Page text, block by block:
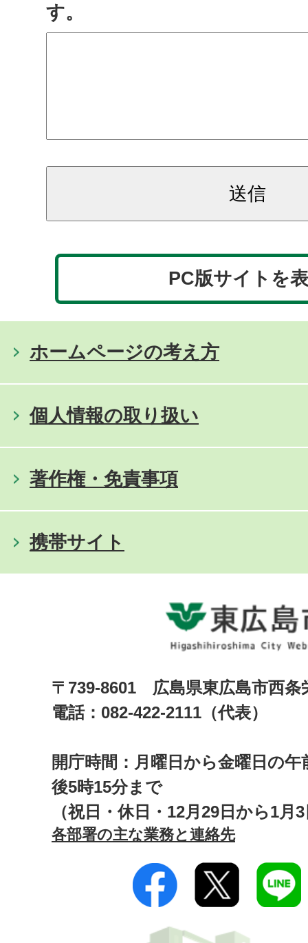
す。
PC版サイトを
ホームページの考え方
個人情報の取り扱い
著作権・免責事項
携帯サイト
〒739-8601 広島県東広島市西
電話：082-422-2111（代表）
開庁時間：月曜日から金曜日の午
後5時15分まで
（祝日・休日・12月29日から1月
各部署の主な業務と連絡先